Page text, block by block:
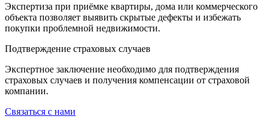
Экспертиза при приёмке квартиры, дома или коммерческого
объекта позволяет выявить скрытые дефекты и избежать
покупки проблемной недвижимости.
Подтверждение страховых случаев
Экспертное заключение необходимо для подтверждения
страховых случаев и получения компенсации от страховой
компании.
Связаться с нами